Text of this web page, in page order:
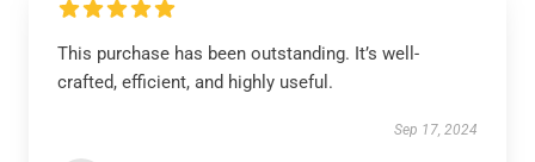
This purchase has been outstanding. It’s well-
crafted, efficient, and highly useful.
Sep 17, 2024